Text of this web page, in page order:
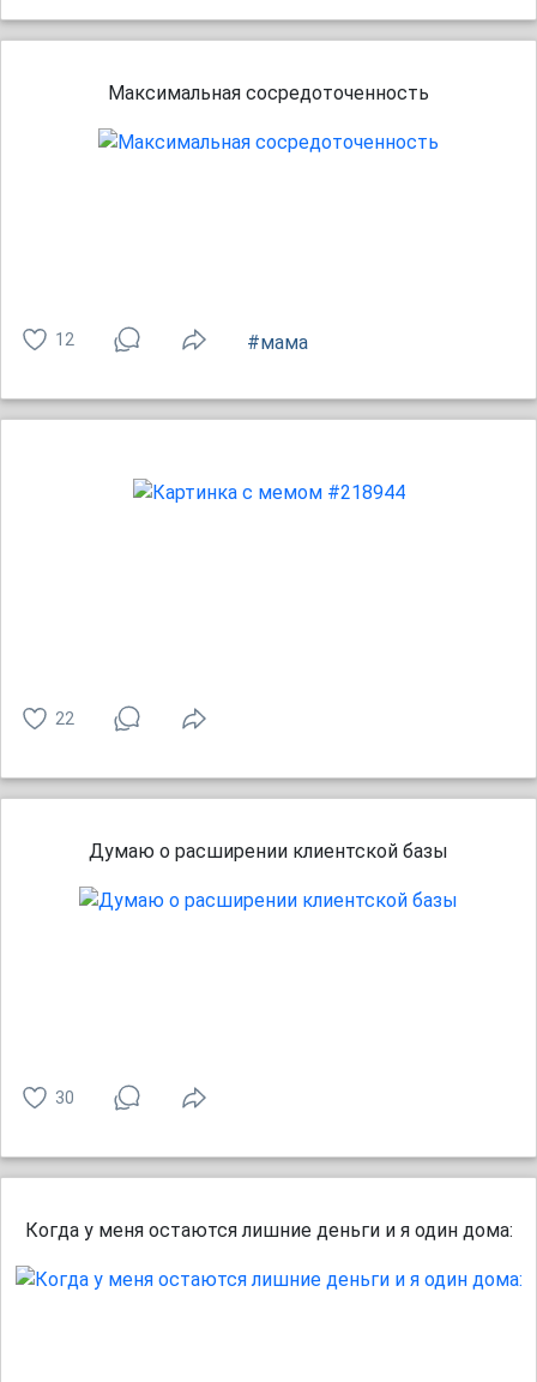
Максимальная сосредоточенность
12 #мама
22
Думаю о расширении клиентской базы
30
Когда у меня остаются лишние деньги и я один дома: